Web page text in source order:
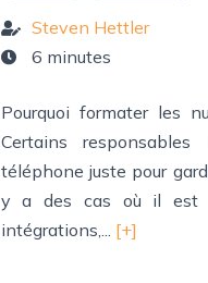
Steven Hettler
6 minutes
Pourquoi formater les
Certains
téléphone juste pour
y a des cas où il est
intégrations,... [+]